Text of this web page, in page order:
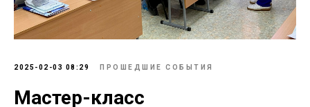
2025-02-03 08:29 ПРОШЕДШИЕ СОБЫТИЯ
Мастер-класс